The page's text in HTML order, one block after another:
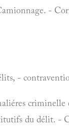
-
-
criminelle
du délit. -